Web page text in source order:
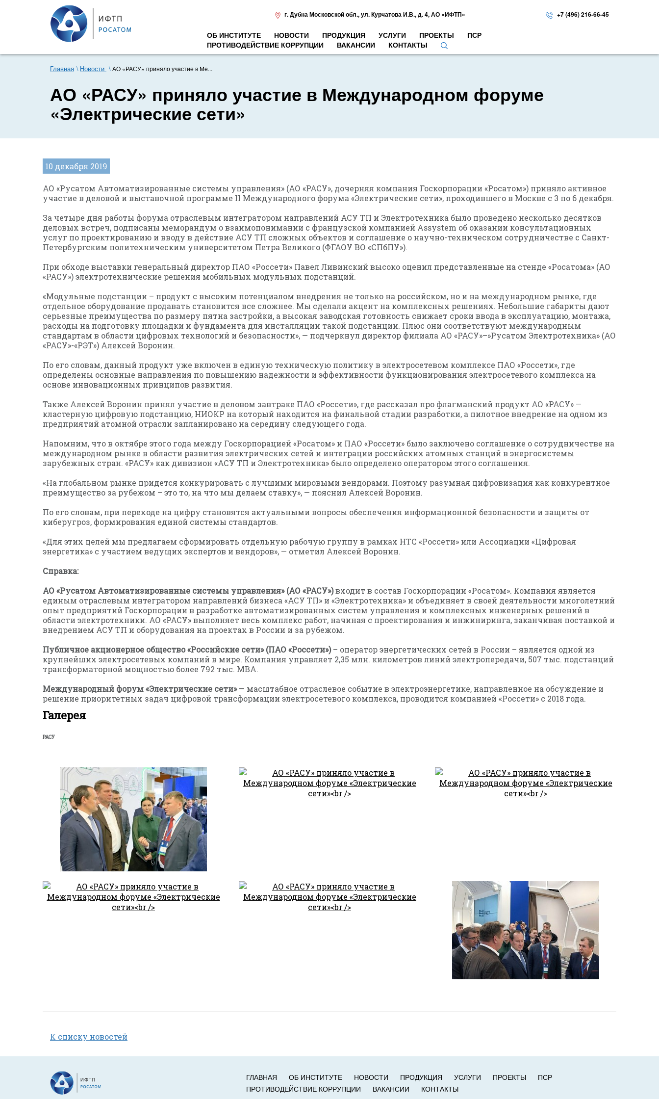
г. Дубна Московской обл.,ул. Курчатова И.В., д. 4,АО «ИФТП» +7 (496) 216-66-45
ОБ ИНСТИТУТЕ НОВОСТИ ПРОДУКЦИЯ УСЛУГИ ПРОЕКТЫ
ПСР
ПРОТИВОДЕЙСТВИЕ КОРРУПЦИИ
ВАКАНСИИ КОНТАКТЫ
Главная Новости АО «РАСУ» приняло участие в Ме...
АО «РАСУ» приняло участие в Международном форуме
«Электрические сети»
10 декабря 2019
АО «Русатом Автоматизированные системы управления» (АО «РАСУ», дочерняя компания Госкорпорации «Росатом») приняло активное
участие в деловой и выставочной программе II Международного форума «Электрические сети», проходившего в Москве с 3 по 6 декабря.
За четыре дня работы форума отраслевым интегратором направлений АСУ ТП и Электротехника было проведено несколько десятков
деловых встреч, подписаны меморандум о взаимопонимании с французской компанией Assystem об оказании консультационных
услуг по проектированию и вводу в действие АСУ ТП сложных объектов и соглашение о научно-техническом сотрудничестве с Санкт-
Петербургским политехническим университетом Петра Великого (ФГАОУ ВО «СПбПУ»).
При обходе выставки генеральный директор ПАО «Россети» Павел Ливинский высоко оценил представленные на стенде «Росатома» (АО
«РАСУ») электротехнические решения мобильных модульных подстанций.
«Модульные подстанции – продукт с высоким потенциалом внедрения не только на российском, но и на международном рынке, где
отдельное оборудование продавать становится все сложнее. Мы сделали акцент на комплексных решениях. Небольшие габариты дают
серьезные преимущества по размеру пятна застройки, а высокая заводская готовность снижает сроки ввода в эксплуатацию, монтажа,
расходы на подготовку площадки и фундамента для инсталляции такой подстанции. Плюс они соответствуют международным
стандартам в области цифровых технологий и безопасности», — подчеркнул директор филиала АО «РАСУ»–»Русатом Электротехника» (АО
«РАСУ»-«РЭТ») Алексей Воронин.
По его словам, данный продукт уже включен в единую техническую политику в электросетевом комплексе ПАО «Россети», где
определены основные направления по повышению надежности и эффективности функционирования электросетевого комплекса на
основе инновационных принципов развития.
Также Алексей Воронин принял участие в деловом завтраке ПАО «Россети», где рассказал про флагманский продукт АО «РАСУ» —
кластерную цифровую подстанцию, НИОКР на который находится на финальной стадии разработки, а пилотное внедрение на одном из
предприятий атомной отрасли запланировано на середину следующего года.
Напомним, что в октябре этого года между Госкорпорацией «Росатом» и ПАО «Россети» было заключено соглашение о сотрудничестве на
международном рынке в области развития электрических сетей и интеграции российских атомных станций в энергосистемы
зарубежных стран. «РАСУ» как дивизион «АСУ ТП и Электротехника» было определено оператором этого соглашения.
«На глобальном рынке придется конкурировать с лучшими мировыми вендорами. Поэтому разумная цифровизация как конкурентное
преимущество за рубежом – это то, на что мы делаем ставку», — пояснил Алексей Воронин.
По его словам, при переходе на цифру становятся актуальными вопросы обеспечения информационной безопасности и защиты от
киберугроз, формирования единой системы стандартов.
«Для этих целей мы предлагаем сформировать отдельную рабочую группу в рамках НТС «Россети» или Ассоциации «Цифровая
энергетика» с участием ведущих экспертов и вендоров», — отметил Алексей Воронин.
Справка:
АО «Русатом Автоматизированные системы управления» (АО «РАСУ»)входит в состав Госкорпорации «Росатом». Компания является
единым отраслевым интегратором направлений бизнеса «АСУ ТП» и «Электротехника» и объединяет в своей деятельности многолетний
опыт предприятий Госкорпорации в разработке автоматизированных систем управления и комплексных инженерных решений в
области электротехники. АО «РАСУ» выполняет весь комплекс работ, начиная с проектирования и инжиниринга, заканчивая поставкой и
внедрением АСУ ТП и оборудования на проектах в России и за рубежом.
Публичное акционерное общество «Российские сети» (ПАО «Россети»)– оператор энергетических сетей в России – является одной из
крупнейших электросетевых компаний в мире. Компания управляет 2,35 млн. километров линий электропередачи, 507 тыс. подстанций
трансформаторной мощностью более 792 тыс. МВА.
Международный форум «Электрические сети»— масштабное отраслевое событие в электроэнергетике, направленное на обсуждение и
решение приоритетных задач цифровой трансформации электросетевого комплекса, проводится компанией «Россети» с 2018 года.
Галерея
РАСУ
К списку новостей
ГЛАВНАЯ ОБ ИНСТИТУТЕ НОВОСТИ ПРОДУКЦИЯ УСЛУГИ ПРОЕКТЫ
ПСР
ПРОТИВОДЕЙСТВИЕ КОРРУПЦИИ
ВАКАНСИИ КОНТАКТЫ